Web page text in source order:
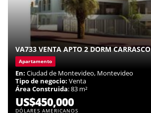
VA733 VENTA APTO 2 DORM CARRASCO
Apartamento
En: Ciudad de Montevideo, Montevideo
Tipo de negocio: Venta
Área Construida: 83 m²
US$450,000
DÓLARES AMERICANOS